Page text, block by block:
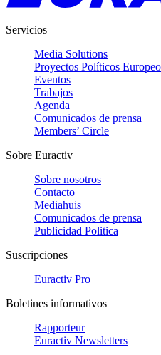
Servicios
Media Solutions
Proyectos Políticos
Eventos
Trabajos
Agenda
Comunicados de prensa
Members’ Circle
Sobre Euractiv
Sobre nosotros
Contacto
Mediahuis
Comunicados de prensa
Publicidad Politica
Suscripciones
Euractiv Pro
Boletines informativos
Rapporteur
Euractiv Newsletters